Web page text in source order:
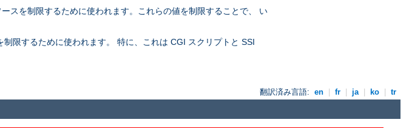
スを制限するために使われます。これらの値を制限することで、 い
限するために使われます。 特に、これは CGI スクリプトと SSI
翻訳済み言語: en fr ja ko tr